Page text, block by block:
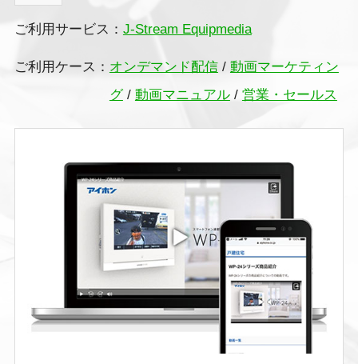
ご利用サービス： J-Stream Equipmedia
ご利用ケース： オンデマンド配信/ 動画マーケティン
グ/ 動画マニュアル/ 営業・セールス